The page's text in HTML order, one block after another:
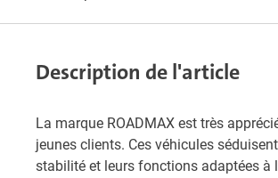
Description de l'article
La marque ROADMAX est très
jeunes clients. Ces véhicules
stabilité et leurs fonctions adaptées à